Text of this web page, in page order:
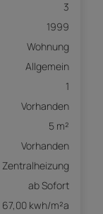
3
1999
Wohnung
Allgemein
1
Vorhanden
5 m²
Vorhanden
Zentralheizung
ab Sofort
67,00 kwh/m²a